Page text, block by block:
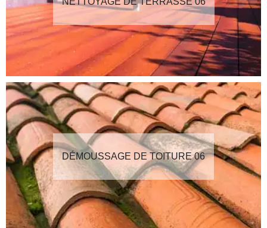
DÉMOUSSAGE DE TOITURE 06